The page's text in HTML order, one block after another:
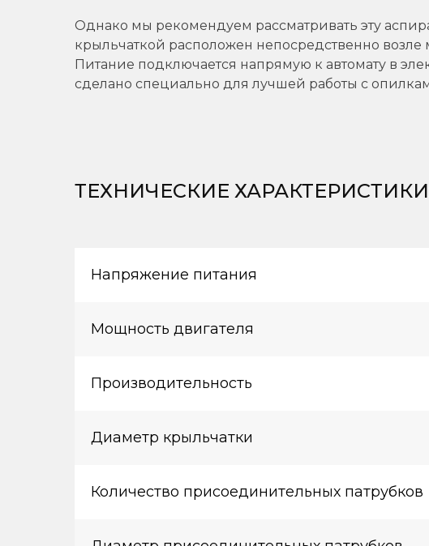
Однако мы рекомендуем рассматривать эту
крыльчаткой расположен непосредственно возле
Питание подключается напрямую к автомату в
сделано специально для лучшей работы с
ТЕХНИЧЕСКИЕ ХАРАКТЕРИСТИКИ
Напряжение питания
Мощность двигателя
Производительность
Диаметр крыльчатки
Количество присоединительных патрубков